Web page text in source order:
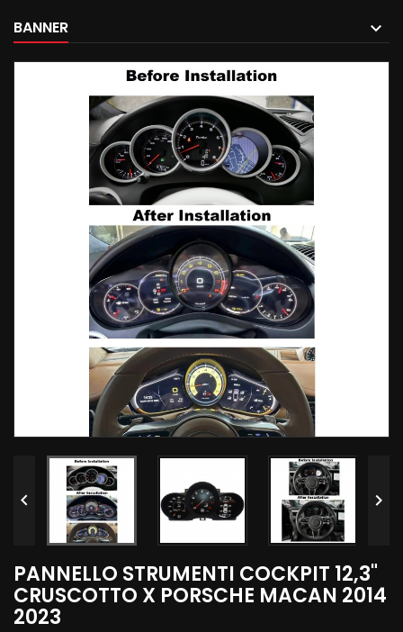
BANNER
 
PANNELLO STRUMENTI COCKPIT 12,3"
CRUSCOTTO X PORSCHE MACAN 2014
2023